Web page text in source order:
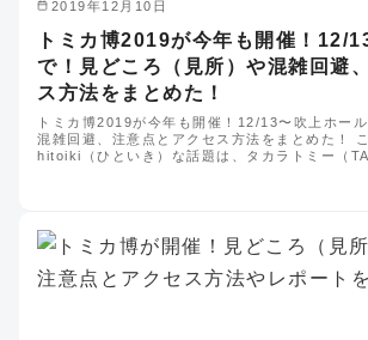
2019年12月10日
トミカ博2019が今年も開催！12/
で！見どころ（見所）や混雑回避
ス方法をまとめた！
トミカ博2019が今年も開催！12/13〜吹上ホー
混雑回避、注意点とアクセス方法をまとめた！
hitoiki（ひといき）な話題は、タカラトミー（